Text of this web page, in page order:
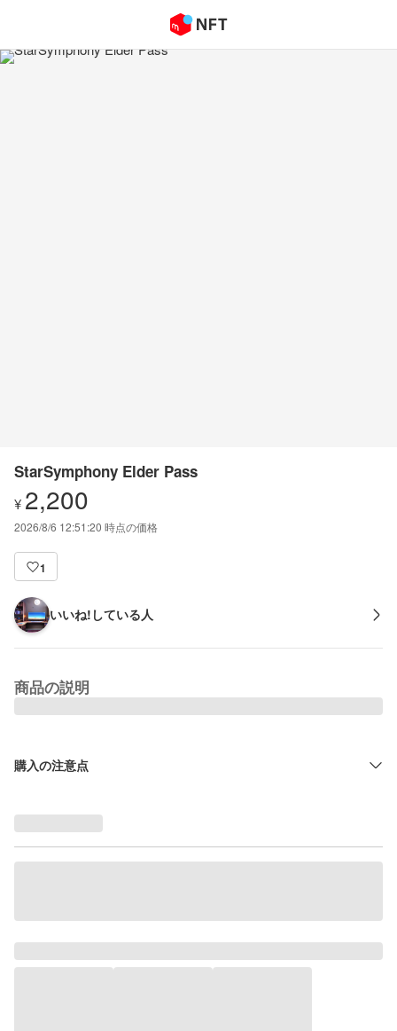
StarSymphony Elder Pass
¥ 2,200
2026/8/6 12:51:20 時点の価格
1
いいね!している人
商品の説明
購入の注意点